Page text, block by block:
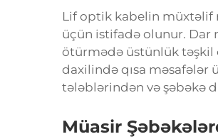
Lif optik kabelin müxtəlif
üçün istifadə olunur. Dar
ötürmədə üstünlük təşkil
daxilində qısa məsafələr
tələblərindən və şəbəkə
Müasir